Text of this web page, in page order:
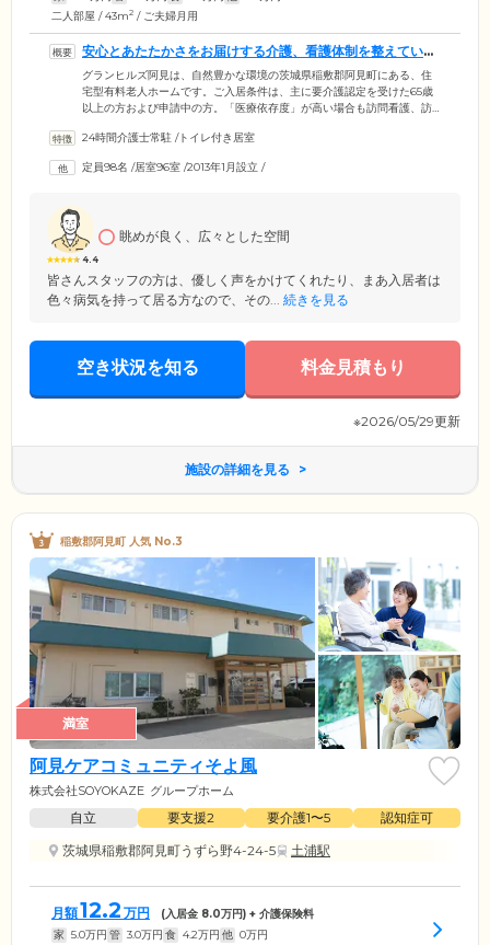
二人部屋 / 43m2 / ご夫婦月用
安心とあたたかさをお届けする介護、看護体制を整えていま
す
グランヒルズ阿見は、自然豊かな環境の茨城県稲敷郡阿見町にある、住
宅型有料老人ホームです。ご入居条件は、主に要介護認定を受けた65歳
以上の方および申請中の方。「医療依存度」が高い場合も訪問看護、訪
スタッフは24時間365日常駐。 ご入居者様に安心とあたたかさを感じて
うのはもちろん、緊急事態にもナースコールで昼夜問わず迅速に対応し
24時間介護士常駐 /トイレ付き居室
定員98名 /居室96室 /2013年1月設立 /
4.4
眺めが良く、広々とした空間
皆さんスタッフの方は、優しく声をかけてくれたり、まあ入居者は
色々病気を持って居る方なので、その... 続きを見る
空き状況を知る 料金見積もり
※2026/05/29更新
施設の詳細を見る
稲敷郡阿見町 人気 No.3
満室
阿見ケアコミュニティそよ風
株式会社SOYOKAZE グループホーム
自立 要支援2 要介護1〜5
認知症可
茨城県稲敷郡阿見町うずら野4-24-5
土浦駅
月額12.2 万円 (入居金 8.0万円) + 介護保険料
家 5.0万円 管 3.0万円 食 4.2万円 他 0万円